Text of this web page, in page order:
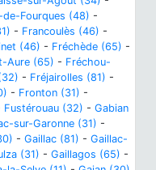
de-Fourques (48) -
- Francoulès (46) -
(46) - Fréchède (65) -
Aure (65) - Fréchou-
- Fréjairolles (81) -
- Fronton (31) -
Fustérouau (32) - Gabian
sur-Garonne (31) -
- Gaillac (81) - Gaillac-
(31) - Gaillagos (65) -